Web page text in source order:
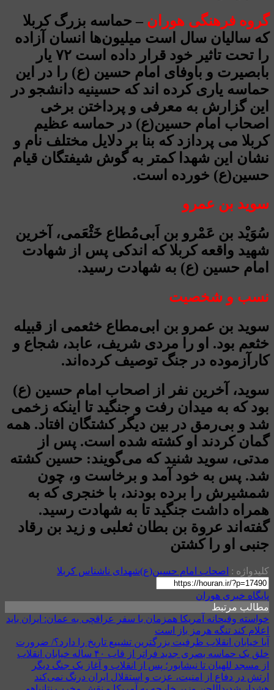
گروه فرهنگی هوران – حماسه بزرگ کربلا
که سالیان سال است میلیون‌ها انسان آزاده
را تحت تاثیر خود قرار داده است ۷۲ یار
بابصیرت و باوفای امام حسین (ع) را در این
حماسه یاری کرده اند که حسینیه دانشجو در
این گزارش به معرفی و پرداختن برخی
اصحاب امام حسین(ع) در حماسه عظیم
کربلا می پردازد که بنا بر دلایل مختلف نام و
نشان این شهدا کمتر به گوش شیفتگان قیام
حسین(ع) خورده است.
سوید بن عمرو
سُوَیْد بن عَمْرو بن اَبی‌مُطاع خَثْعَمی، آخرین
شهید واقعه کربلا که اندکی پس از شهادت
امام حسین (ع) به شهادت رسید.
نسب و شخصیت
سوید بن عمرو بن ابی‌مطاع خثعمی از قبیله
خثعم بود. او را مردی شریف، عابد، شجاع و
کارآزموده در جنگ توصیف کرده‌اند.
سوید، آخرین نفر از اصحاب امام حسین (ع)
بود که به میدان رفت و جنگید تا اینکه زخمی
شد و بی‌رمق در بین دیگر کشتگان افتاد. همه
گمان کردند او کشته شده است. پس از
مدتی، سوید شنید که می‌گویند: حسین کشته
شد. پس به خود آمد و برخاست و، چون
شمشیرش را برده بودند، با خنجری که به
همراه داشت جنگید تا به شهادت رسید.
گفته‌اند عروة بن بطان ثعلبی و زید بن رقاد
جنبی او را کشتن
کلیدواژه : اصحاب امام حسین(ع)شهدای ناشناس کربلا
پایگاه خبری هوران
مطالب مرتبط
خواسته وقیحانه آمریکا همزمان با سفر عراقچی به عمان: ایران باید
اعلام کند تنگه هرمز باز است
آیا خیابان انقلاب ظرفیت بزرگترین تشییع تاریخ را دارد؟/ ضرورت
خلق یک حماسه بصری جدید فراتر از قاب ۴۰ ساله خیابان انقلاب
از مسجد للهیان تا نیشابور؛ پس از انقلاب و آغاز یک جنگ دیگر
ارتش در دفاع از امنیت، عزت و استقلال ایران درنگ نمی‌کند